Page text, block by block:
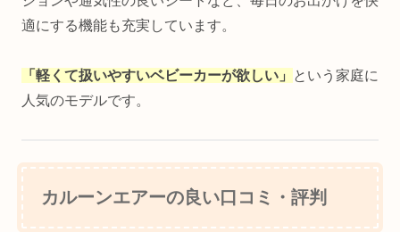
適にする機能も充実しています。
「軽くて扱いやすいベビーカーが欲しい」
という家庭に
人気のモデルです。
カルーンエアーの良い口コミ・評判